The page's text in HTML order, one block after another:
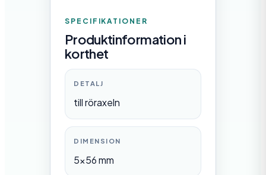
SPECIFIKATIONER
Produktinformation i
korthet
DETALJ
till röraxeln
DIMENSION
5×56 mm